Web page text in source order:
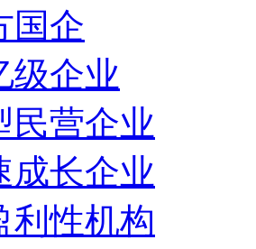
国企
级企业
民营企业
成长企业
利性机构